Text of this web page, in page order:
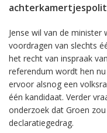
Jense wil van de
voordragen van slechts
het recht van inspraak
referendum wordt hen
ervoor alsnog een
één kandidaat. Verder
onderzoek dat Groen
declaratiegedrag.